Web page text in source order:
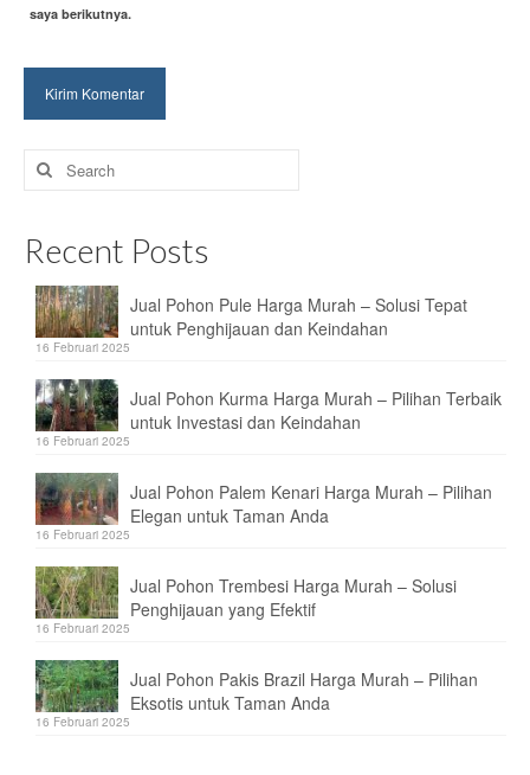
saya berikutnya.
Search
for:
Recent Posts
Jual Pohon Pule Harga Murah – Solusi Tepat
untuk Penghijauan dan Keindahan
16 Februari 2025
Jual Pohon Kurma Harga Murah – Pilihan Terbaik
untuk Investasi dan Keindahan
16 Februari 2025
Jual Pohon Palem Kenari Harga Murah – Pilihan
Elegan untuk Taman Anda
16 Februari 2025
Jual Pohon Trembesi Harga Murah – Solusi
Penghijauan yang Efektif
16 Februari 2025
Jual Pohon Pakis Brazil Harga Murah – Pilihan
Eksotis untuk Taman Anda
16 Februari 2025